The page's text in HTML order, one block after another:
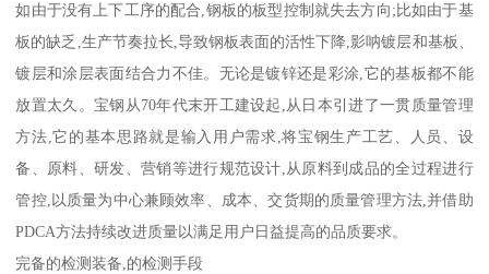
如由于没有上下工序的配合,钢板的板型控制就失去方向;比如由于基
板的缺乏,生产节奏拉长,导致钢板表面的活性下降,影呐镀层和基板、
镀层和涂层表面结合力不佳。无论是镀锌还是彩涂,它的基板都不能
放置太久。宝钢从70年代末开工建设起,从日本引进了一贯质量管理
方法,它的基本思路就是输入用户需求,将宝钢生产工艺、人员、设
备、原料、研发、营销等进行规范设计,从原料到成品的全过程进行
管控,以质量为中心兼顾效率、成本、交货期的质量管理方法,并借助
PDCA方法持续改进质量以满足用户日益提高的品质要求。
完备的检测装备,的检测手段